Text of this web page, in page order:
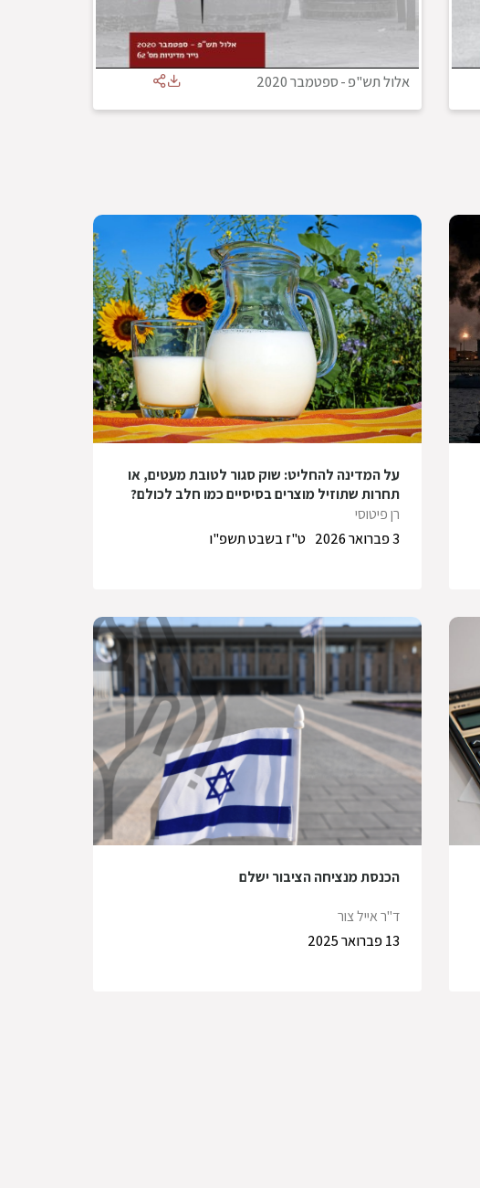
אלול תש"פ-ספטמבר 2020
על המדינה להחליט: שוק סגור לטובת מעטים, או
תחרות שתוזיל מוצרים בסיסיים כמו חלב לכולם?
רן פיטוסי
ט"ז בשבט תשפ"ו
3 פברואר 2026
הכנסת מנציחה הציבור ישלם
ד"ר אייל צור
13 פברואר 2025